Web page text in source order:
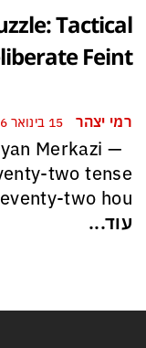
לגבי תפעול משותף
כמדיניות: כך הפכה
סיסי, ארדואן ושליט קטאר
Tactical
Feint?
רמי יצהר
Merkazi —
two tense
two hou
עוד...